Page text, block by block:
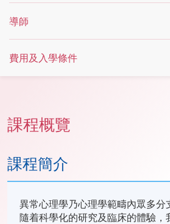
導師
費用及入學條件
課程概覽
課程簡介
異常心理學乃心理學範疇內眾多分
隨着科學化的研究及臨床的體驗，